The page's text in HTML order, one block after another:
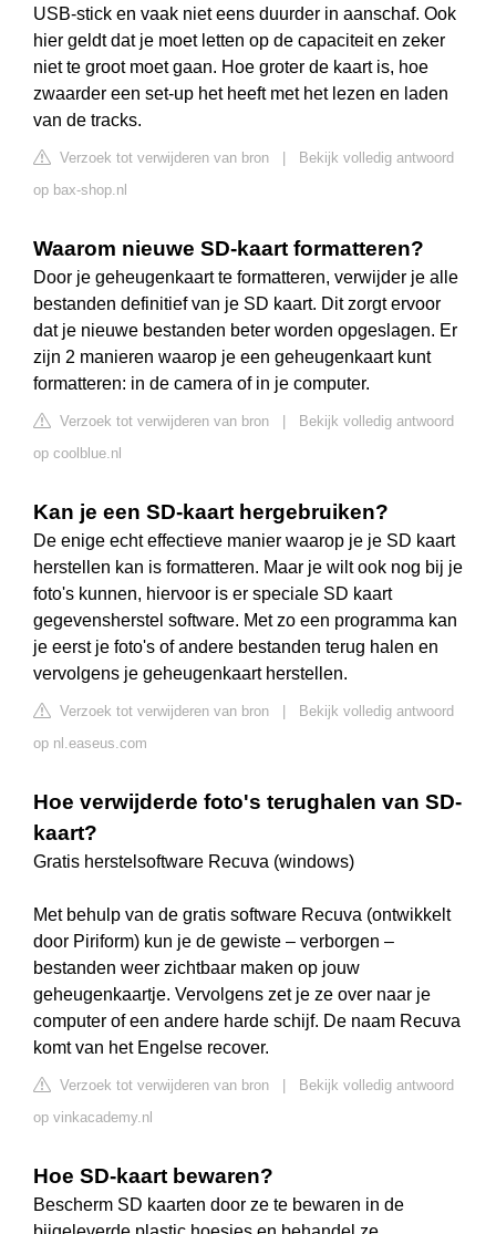
USB-stick en vaak niet eens duurder in aanschaf. Ook
hier geldt dat je moet letten op de capaciteit en zeker
niet te groot moet gaan. Hoe groter de kaart is, hoe
zwaarder een set-up het heeft met het lezen en laden
van de tracks.
Verzoek tot verwijderen van bron
Bekijk volledig antwoord
op bax-shop.nl
Waarom nieuwe SD-kaart formatteren?
Door je geheugenkaart te formatteren, verwijder je alle
bestanden definitief van je SD kaart. Dit zorgt ervoor
dat je nieuwe bestanden beter worden opgeslagen. Er
zijn 2 manieren waarop je een geheugenkaart kunt
formatteren: in de camera of in je computer.
Verzoek tot verwijderen van bron
Bekijk volledig antwoord
op coolblue.nl
Kan je een SD-kaart hergebruiken?
De enige echt effectieve manier waarop je je SD kaart
herstellen kan is formatteren. Maar je wilt ook nog bij je
foto's kunnen, hiervoor is er speciale SD kaart
gegevensherstel software. Met zo een programma kan
je eerst je foto's of andere bestanden terug halen en
vervolgens je geheugenkaart herstellen.
Verzoek tot verwijderen van bron
Bekijk volledig antwoord
op nl.easeus.com
Hoe verwijderde foto's terughalen van SD-
kaart?
Gratis herstelsoftware Recuva (windows)
Met behulp van de gratis software Recuva (ontwikkelt
door Piriform) kun je de gewiste – verborgen –
bestanden weer zichtbaar maken op jouw
geheugenkaartje. Vervolgens zet je ze over naar je
computer of een andere harde schijf. De naam Recuva
komt van het Engelse recover.
Verzoek tot verwijderen van bron
Bekijk volledig antwoord
op vinkacademy.nl
Hoe SD-kaart bewaren?
Bescherm SD kaarten door ze te bewaren in de